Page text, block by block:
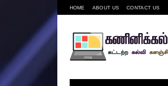
HOME ABOUT US CONTACT US